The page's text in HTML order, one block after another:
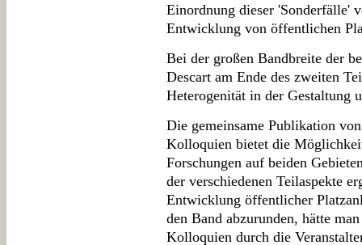
Einordnung dieser 'Sonderfälle'
Entwicklung von öffentlichen
Bei der großen Bandbreite der
Descart am Ende des zweiten
Heterogenität in der Gestaltung
Die gemeinsame Publikation
Kolloquien bietet die
Forschungen auf beiden
der verschiedenen Teilaspekte
Entwicklung öffentlicher
den Band abzurunden, hätte
Kolloquien durch die